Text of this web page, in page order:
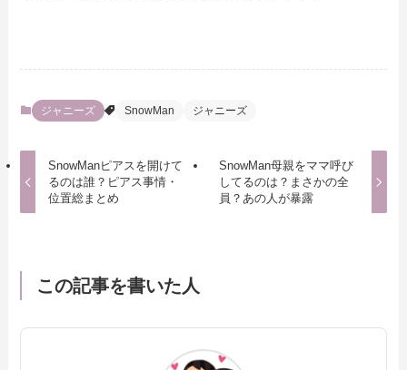
ジャニーズ SnowMan ジャニーズ
SnowManピアスを開けて
るのは誰？ピアス事情・
位置総まとめ
SnowMan母親をママ呼び
してるのは？まさかの全
員？あの人が暴露
この記事を書いた人